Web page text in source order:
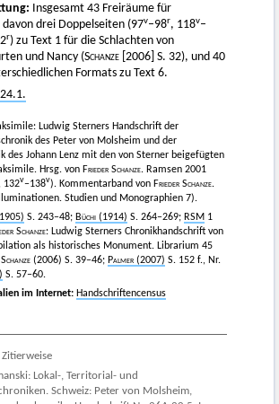
Insgesamt 43 Freiräume für
drei Doppelseiten (97v–98r, 118v–
r) zu Text 1 für die Schlachten von
und Nancy (Schanze [2006] S. 32), und 40
Formats zu Text 6.
Ludwig Sterners Handschrift der
des Peter von Molsheim und der
des Johann Lenz mit den von Sterner beigefügten
Hrsg. von Frieder Schanze. Ramsen 2001
, 132v–138v). Kommentarband von Frieder Schanze.
Studien und Monographien 7).
S. 243–48; Büchi (1914) S. 264–269; RSM 1
Schanze: Ludwig Sterners Chronikhandschrift von
als historisches Monument. Librarium 45
Schanze (2006) S. 39–46; Palmer (2007) S. 152 f., Nr.
S. 57–60.
im Internet: Handschriftencensus
Zitierweise
Lokal-, Territorial- und
Schweiz: Peter von Molsheim,